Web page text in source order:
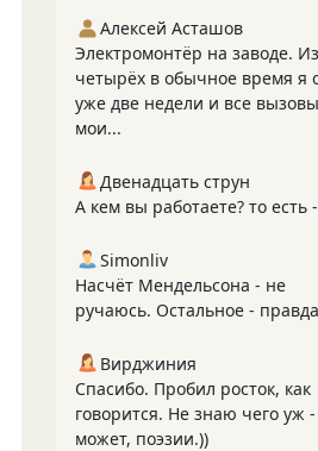
Алексей Асташов
Электромонтёр на заводе. Из
четырёх в обычное время я
уже две недели и все
мои...
Двенадцать струн
А кем вы работаете? то есть
Simonliv
Насчёт Мендельсона - не
ручаюсь. Остальное -
Вирджиния
Спасибо. Пробил росток, как
говорится. Не знаю чего уж -
может, поэзии.))